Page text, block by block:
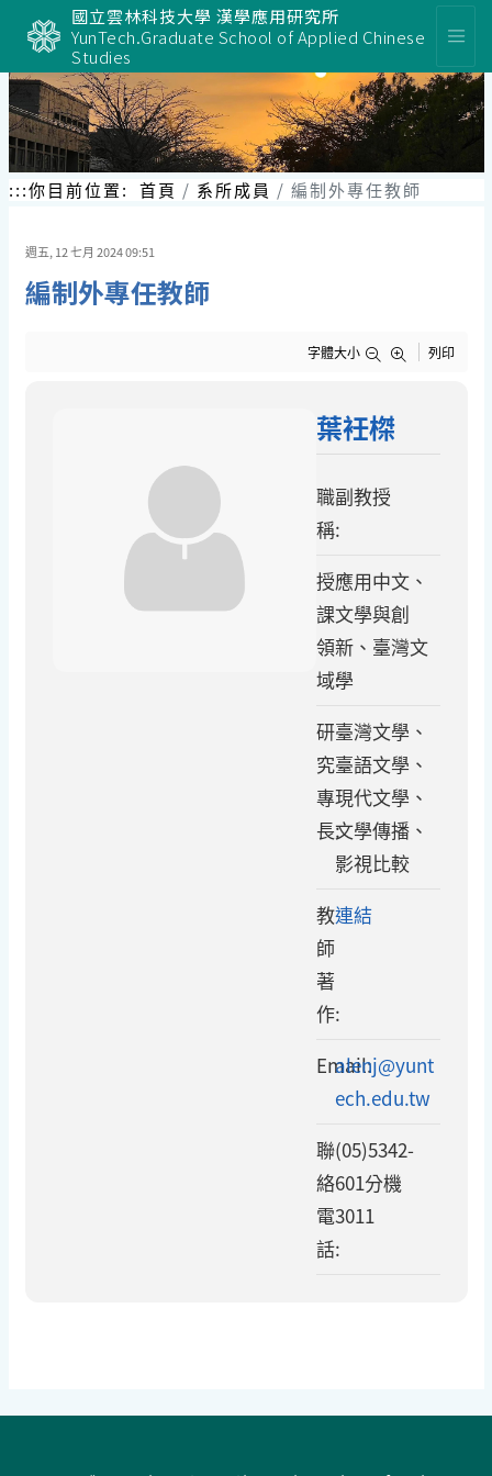
要
內
容
區
塊
國立雲林科技大學 漢學應用研究所
YunTech.Graduate School of Applied Chinese
Studies
:::你目前位置: 首頁 系所成員 編制外專任教師
週五, 12 七月 2024 09:51
編制外專任教師
字體大小 列印
葉衽榤
職
稱:
副教授
授
課
領
域:
應用中文、
文學與創
新、臺灣文
學
研
究
專
長:
臺灣文學、
臺語文學、
現代文學、
文學傳播、
影視比較
教
師
著
作:
連結
Email:
alenj@yunt
ech.edu.tw
聯
絡
電
話:
(05)5342-
601分機
3011